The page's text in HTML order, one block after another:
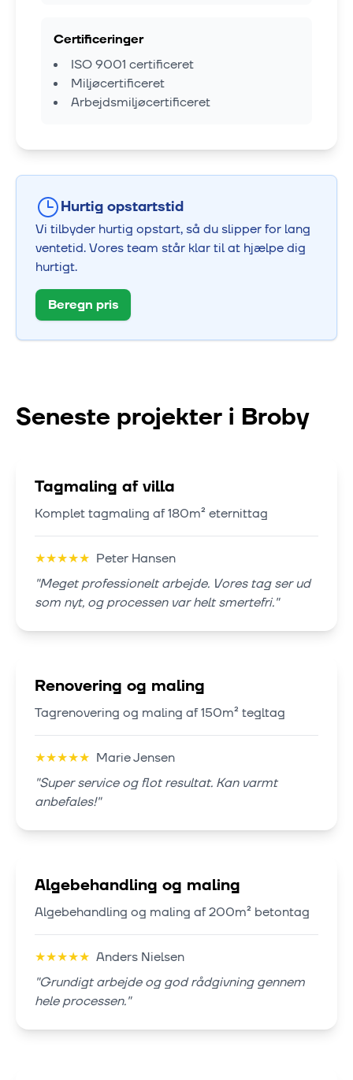
Certificeringer
ISO 9001 certificeret
Miljøcertificeret
Arbejdsmiljøcertificeret
Hurtig opstartstid
Vi tilbyder hurtig opstart, så du slipper for lang
ventetid. Vores team står klar til at hjælpe dig
hurtigt.
Beregn pris
Seneste projekter i Broby
Tagmaling af villa
Komplet tagmaling af 180m² eternittag
★★★★★ Peter Hansen
"Meget professionelt arbejde. Vores tag ser ud
som nyt, og processen var helt smertefri."
Renovering og maling
Tagrenovering og maling af 150m² tegltag
★★★★★ Marie Jensen
"Super service og flot resultat. Kan varmt
anbefales!"
Algebehandling og maling
Algebehandling og maling af 200m² betontag
★★★★★ Anders Nielsen
"Grundigt arbejde og god rådgivning gennem
hele processen."